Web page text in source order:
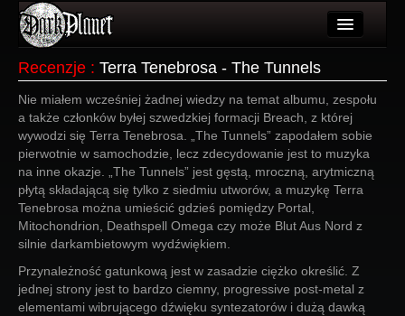
Wydarzenia
Galeria
Forum
Więcej
Login
Recenzje : Terra Tenebrosa - The Tunnels
Nie miałem wcześniej żadnej wiedzy na temat albumu, zespołu
a także członków byłej szwedzkiej formacji Breach, z której
wywodzi się Terra Tenebrosa. „The Tunnels” zapodałem sobie
pierwotnie w samochodzie, lecz zdecydowanie jest to muzyka
na inne okazje. „The Tunnels” jest gęstą, mroczną, arytmiczną
płytą składającą się tylko z siedmiu utworów, a muzykę Terra
Tenebrosa można umieścić gdzieś pomiędzy Portal,
Mitochondrion, Deathspell Omega czy może Blut Aus Nord z
silnie darkambietowym wydźwiękiem.
Przynależność gatunkową jest w zasadzie ciężko określić. Z
jednej strony jest to bardzo ciemny, progressive post-metal z
elementami wibrującego dźwięku syntezatorów i dużą dawką